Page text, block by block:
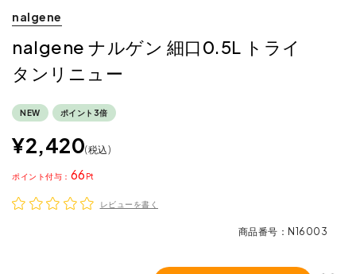
nalgene
nalgene ナルゲン 細口0.5L トライ
タンリニュー
NEW ポイント3倍
¥2,420 税込
66
ポイント
レビューを書く
商品番号 N16003